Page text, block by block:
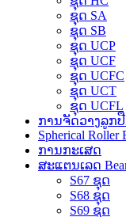
ຊຸດ SA
ຊຸດ SB
ຊຸດ UCP
ຊຸດ UCF
ຊຸດ UCFC
ຊຸດ UCT
ຊຸດ UCFL
ການຈັດວາງລູກ
Spherical Roller
ການກະເສດ
ສະແຕນເລດ
S67 ຊຸດ
S68 ຊຸດ
S69 ຊຸດ